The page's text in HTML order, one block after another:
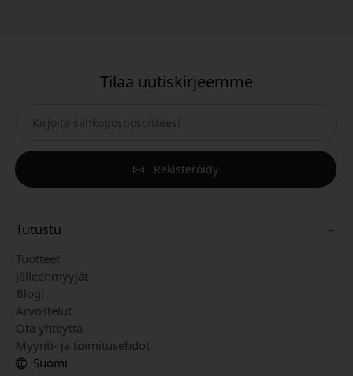
Tilaa uutiskirjeemme
Rekisteröidy
Tutustu
Tuotteet
Jälleenmyyjät
Blogi
Arvostelut
Ota yhteyttä
Myynti- ja toimitusehdot
Suomi